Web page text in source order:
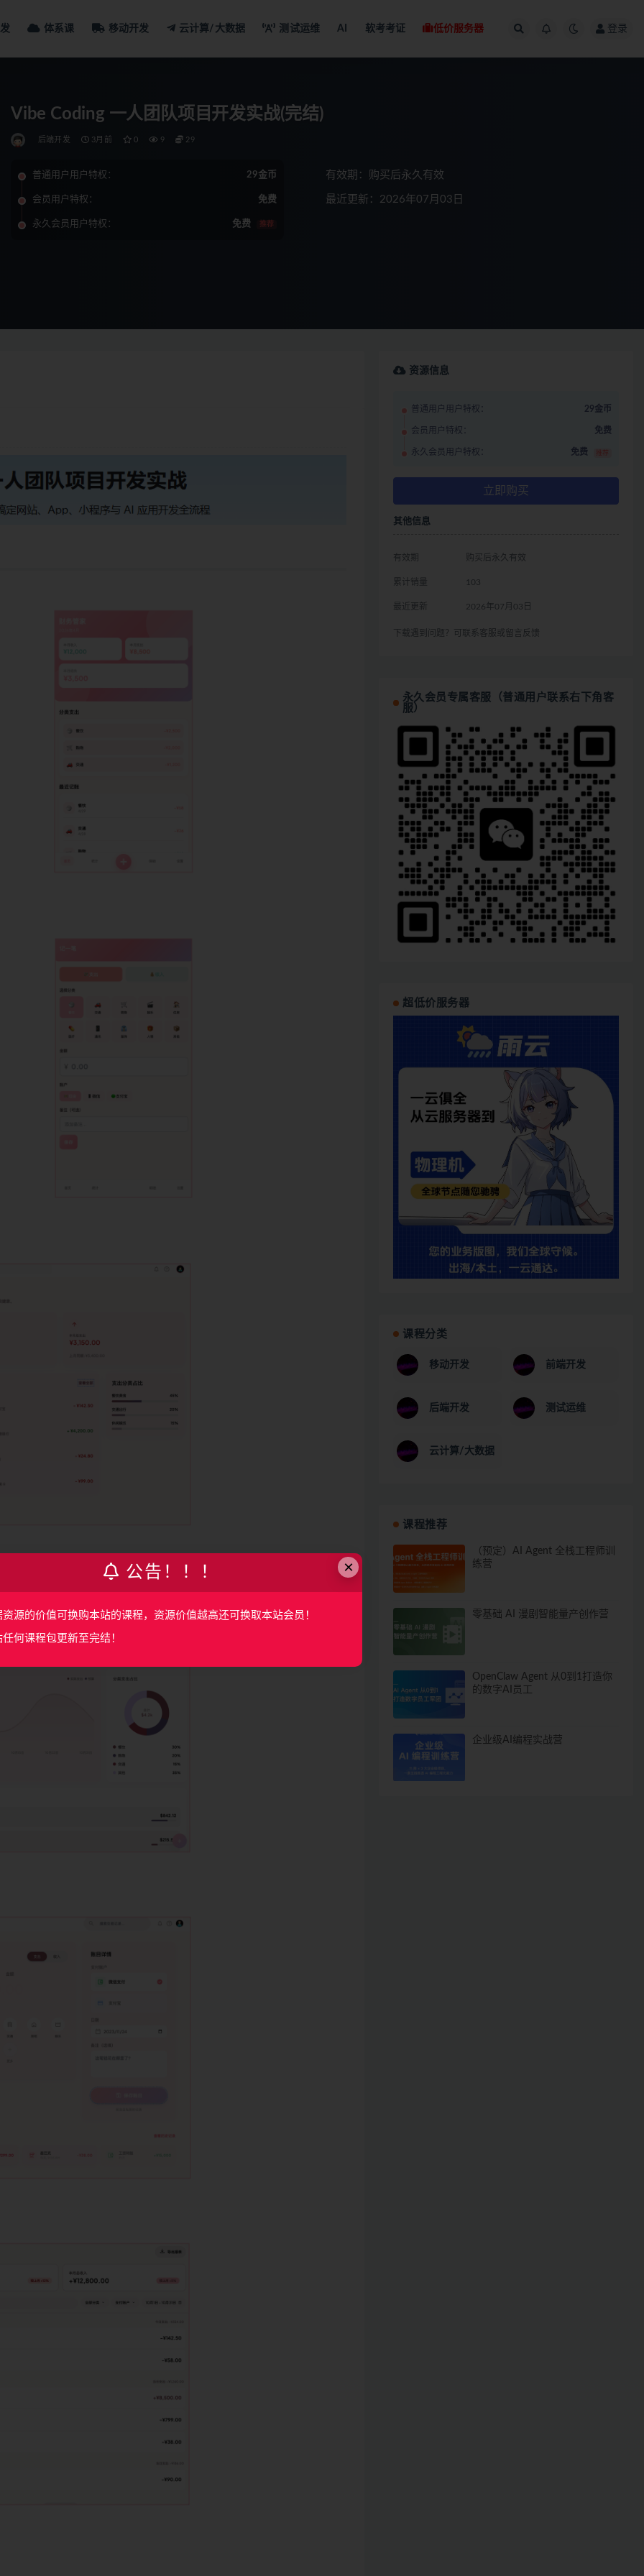
体系课 移动开发 云计算/大数据 测试运维 AI 软考考证 低价服务器 登录
Vibe Coding 一人团队项目开发实战(完结)
后端开发 3月前 0 9 29
普通用户用户特权： 29金币
会员用户特权： 免费
永久会员用户特权： 免费 推荐
有效期：购买后永久有效
最近更新：2026年07月03日
资源信息
普通用户用户特权： 29金币
会员用户特权： 免费
永久会员用户特权： 免费 推荐
立即购买
其他信息
有效期 购买后永久有效
累计销量 103
最近更新 2026年07月03日
下载遇到问题？可联系客服或留言反馈
永久会员专属客服（普通用户联系右下角客
服）
超低价服务器
课程分类
移动开发 前端开发
后端开发 测试运维
云计算/大数据
课程推荐
（预定）AI Agent 全栈工程师训
练营
零基础 AI 漫剧智能量产创作营
OpenClaw Agent 从0到1打造你
的数字AI员工
企业级AI编程实战营
×
公告！！！
资源的价值可换购本站的课程，资源价值越高还可换取本站会员！
任何课程包更新至完结！